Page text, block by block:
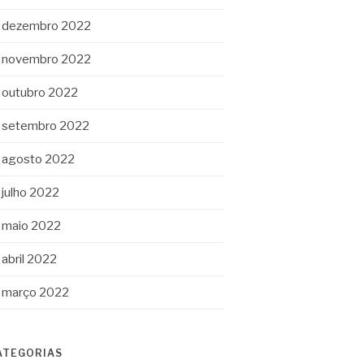
dezembro 2022
novembro 2022
outubro 2022
setembro 2022
agosto 2022
julho 2022
maio 2022
abril 2022
março 2022